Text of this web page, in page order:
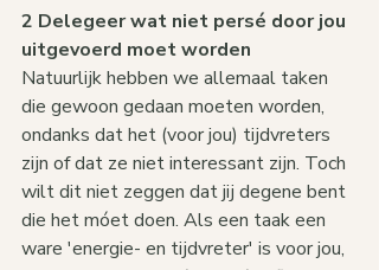
2 Delegeer wat niet persé door jou
uitgevoerd moet worden
Natuurlijk hebben we allemaal taken
die gewoon gedaan moeten worden,
ondanks dat het (voor jou) tijdvreters
zijn of dat ze niet interessant zijn. Toch
wilt dit niet zeggen dat jij degene bent
die het móet doen. Als een taak een
ware 'energie- en tijdvreter' is voor jou,